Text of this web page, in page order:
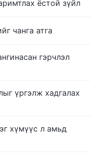
ёстой зүйл
чанга атга
гэрчлэл
үргэлж хадгалах
хүмүүс л амьд